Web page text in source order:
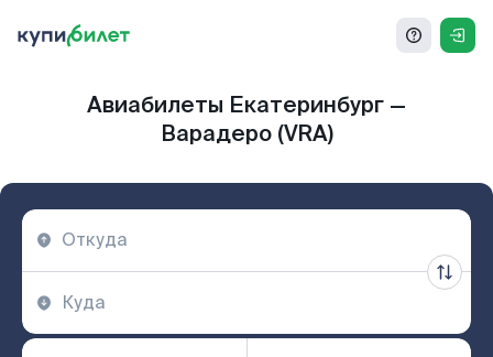
Авиабилеты Екатеринбург —
Варадеро (VRA)